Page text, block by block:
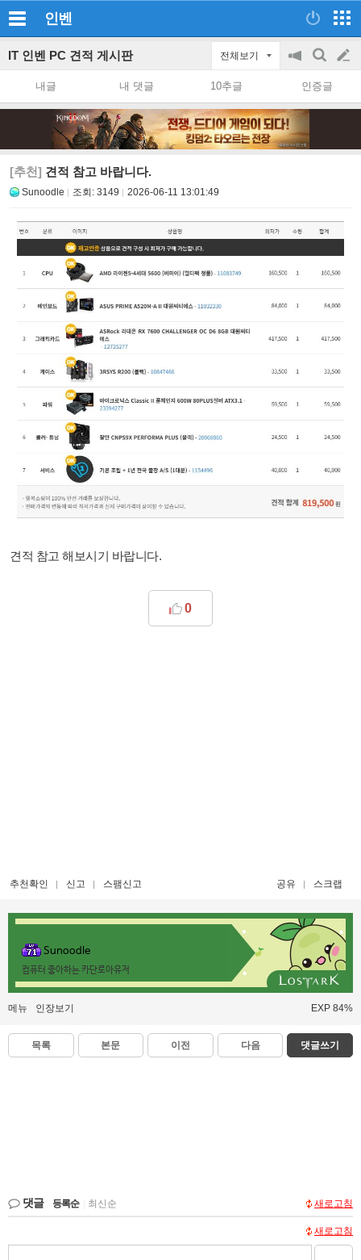
인벤
IT 인벤 PC 견적 게시판 전체보기
공
on/off
검
색
글
쓰
내글 내 댓글 10추글 인증글
[추천] 견적 참고 바랍니다.
Sunoodle 조회: 3149 2026-06-11 13:01:49
견적 참고 해보시기 바랍니다.
0
추천확인 신고 스팸신고 공유 스크랩
Sunoodle
컴퓨터 좋아하는 카단로아유저
메뉴 인장보기 EXP 84%
목록 본문 이전 다음 댓글쓰기
댓글 등록순 최신순 새로고침
새로고침